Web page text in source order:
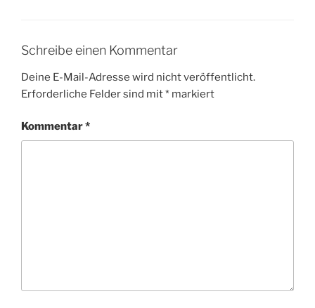
Schreibe einen Kommentar
Deine E-Mail-Adresse wird nicht veröffentlicht.
Erforderliche Felder sind mit* markiert
Kommentar*